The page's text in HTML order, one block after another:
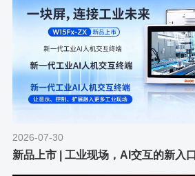
2026-07-30
新品上市 | 工业现场，AI交互的新入口